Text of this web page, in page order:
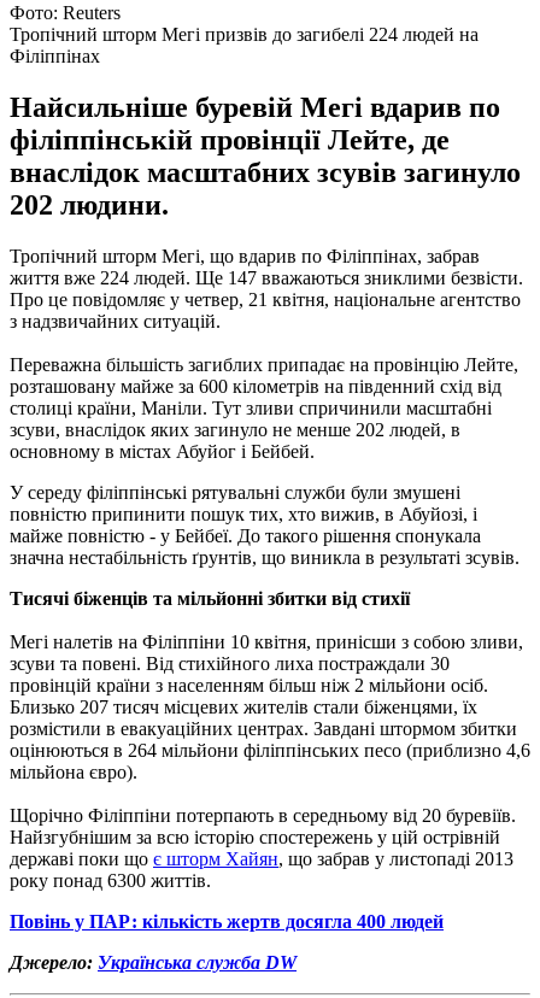
Фото: Reuters
Тропічний шторм Мегі призвів до загибелі 224 людей на
Філіппінах
Найсильніше буревій Мегі вдарив по
філіппінській провінції Лейте, де
внаслідок масштабних зсувів загинуло
202 людини.
Тропічний шторм Мегі, що вдарив по Філіппінах, забрав
життя вже 224 людей. Ще 147 вважаються зниклими безвісти.
Про це повідомляє у четвер, 21 квітня, національне агентство
з надзвичайних ситуацій.
Переважна більшість загиблих припадає на провінцію Лейте,
розташовану майже за 600 кілометрів на південний схід від
столиці країни, Маніли. Тут зливи спричинили масштабні
зсуви, внаслідок яких загинуло не менше 202 людей, в
основному в містах Абуйог і Бейбей.
У середу філіппінські рятувальні служби були змушені
повністю припинити пошук тих, хто вижив, в Абуйозі, і
майже повністю - у Бейбеї. До такого рішення спонукала
значна нестабільність ґрунтів, що виникла в результаті зсувів.
Тисячі біженців та мільйонні збитки від стихії
Мегі налетів на Філіппіни 10 квітня, принісши з собою зливи,
зсуви та повені. Від стихійного лиха постраждали 30
провінцій країни з населенням більш ніж 2 мільйони осіб.
Близько 207 тисяч місцевих жителів стали біженцями, їх
розмістили в евакуаційних центрах. Завдані штормом збитки
оцінюються в 264 мільйони філіппінських песо (приблизно 4,6
мільйона євро).
Щорічно Філіппіни потерпають в середньому від 20 буревіїв.
Найзгубнішим за всю історію спостережень у цій острівній
державі поки що є шторм Хайян, що забрав у листопаді 2013
року понад 6300 життів.
Повінь у ПАР: кількість жертв досягла 400 людей
Джерело: Українська служба DW